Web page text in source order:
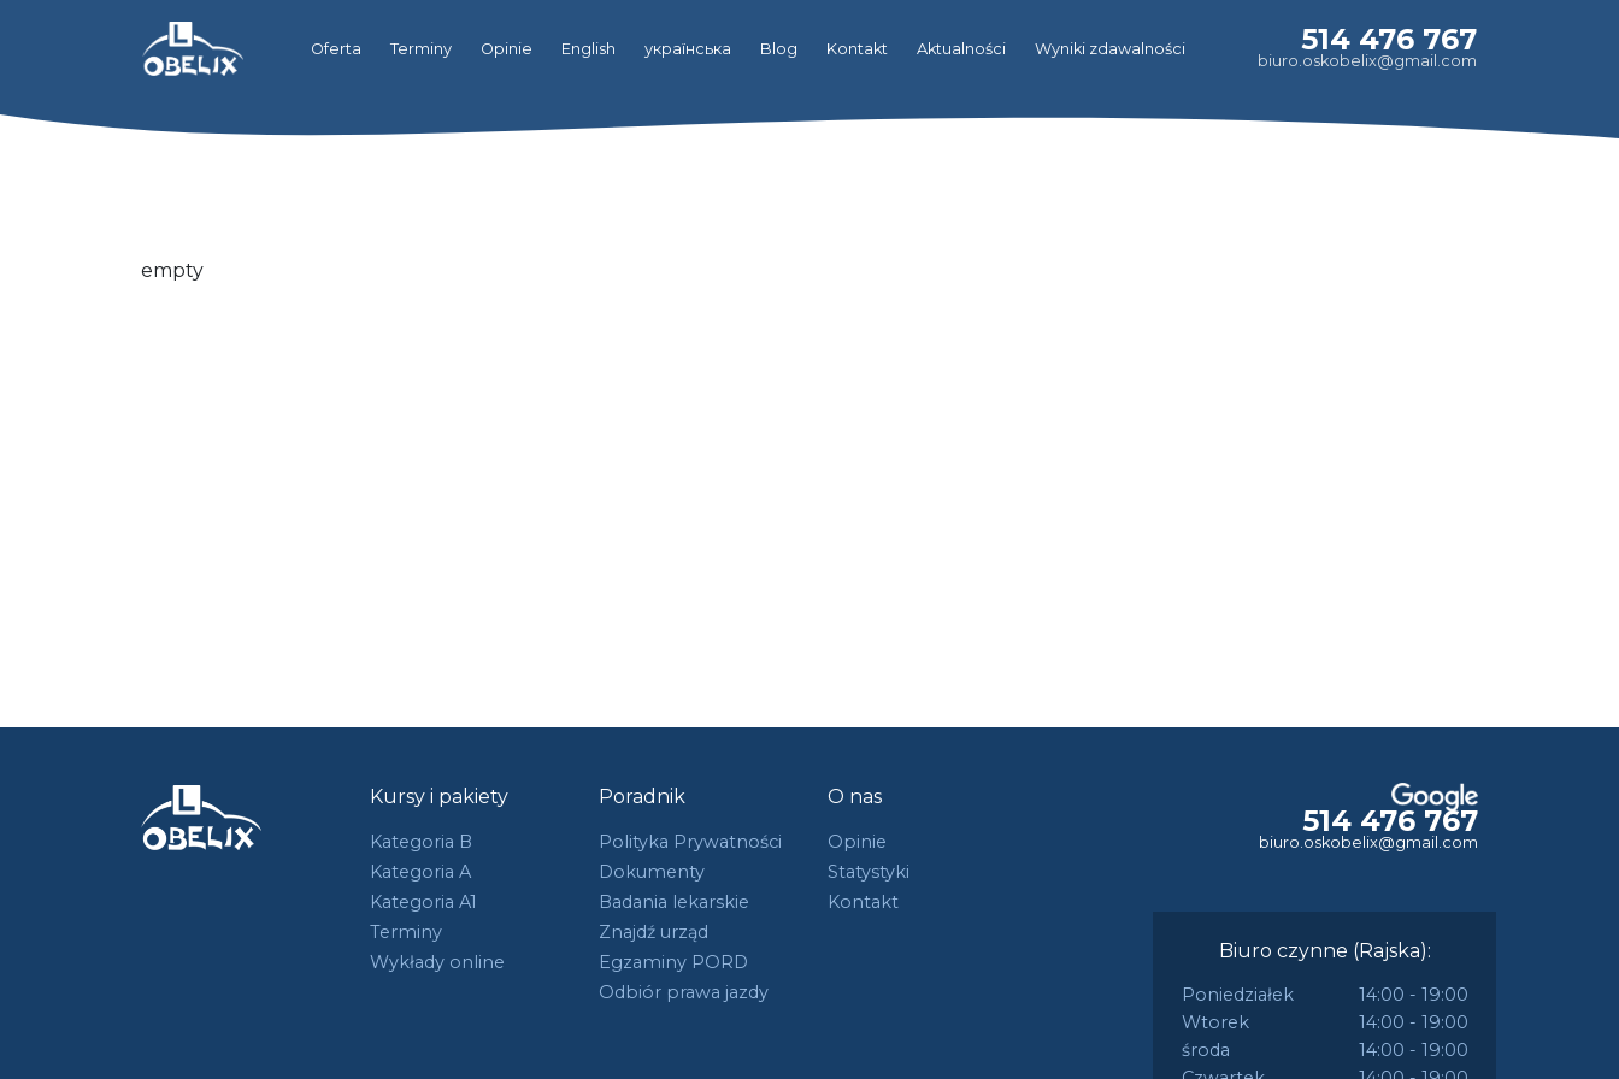
Oferta Terminy Opinie English українська Blog Kontakt Aktualności Wyniki zdawalności 514 476 767
biuro.oskobelix@gmail.com
empty
Kursy i pakiety
Kategoria B
Kategoria A
Kategoria A1
Terminy
Wykłady online
Poradnik
Polityka Prywatności
Dokumenty
Badania lekarskie
Znajdź urząd
Egzaminy PORD
Odbiór prawa jazdy
O nas
Opinie
Statystyki
Kontakt
514 476 767
biuro.oskobelix@gmail.com
Biuro czynne (Rajska):
Poniedziałek
14:00 - 19:00
Wtorek
14:00 - 19:00
środa
14:00 - 19:00